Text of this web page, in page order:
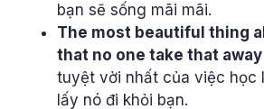
bạn sẽ sống mãi mãi.
The most beautiful thing
that no one take that
tuyệt vời nhất của việc học
lấy nó đi khỏi bạn.